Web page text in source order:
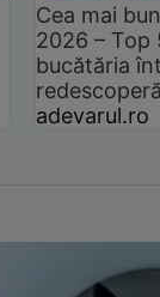
Cea mai
2026 –
bucătăria
adevarul.ro